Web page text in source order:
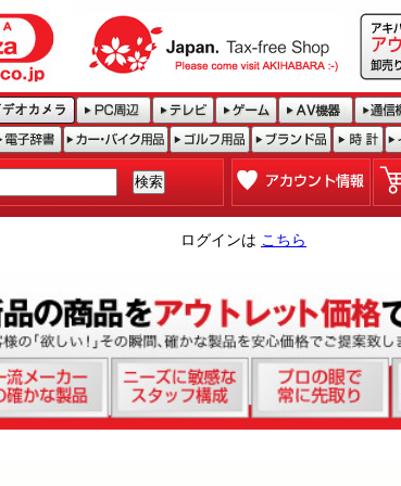
ログインは こちら